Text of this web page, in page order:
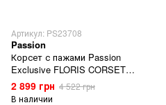
Артикул: PS23708
Passion
Корсет с пажами Passion
Exclusive FLORIS CORSET
S/M, black, трусики
2 899 грн 4 522 грн
В наличии